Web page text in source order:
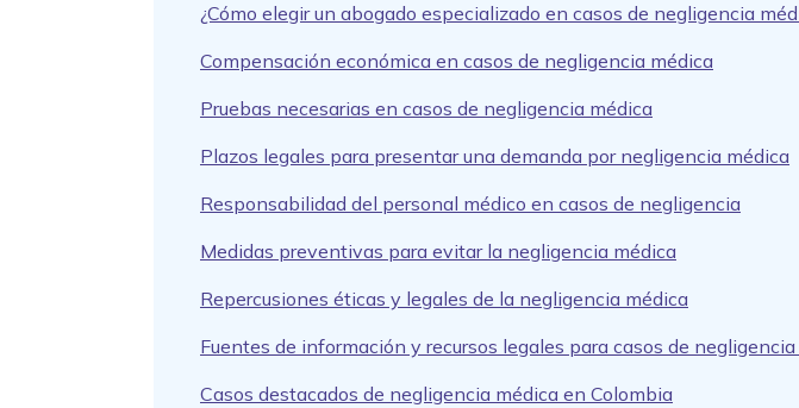
¿Cómo elegir un abogado especializado en casos de negligencia
Compensación económica en casos de negligencia médica
Pruebas necesarias en casos de negligencia médica
Plazos legales para presentar una demanda por negligencia médica
Responsabilidad del personal médico en casos de negligencia
Medidas preventivas para evitar la negligencia médica
Repercusiones éticas y legales de la negligencia médica
Fuentes de información y recursos legales para casos de
Casos destacados de negligencia médica en Colombia